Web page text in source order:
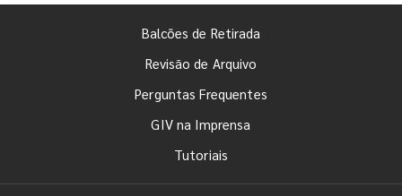
Balcões de Retirada
Revisão de Arquivo
Perguntas Frequentes
GIV na Imprensa
Tutoriais